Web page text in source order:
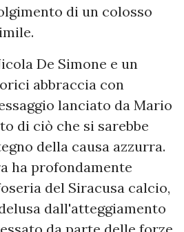
di un colosso
De Simone e un
abbraccia con
lanciato da Mario
di ciò che si sarebbe
della causa azzurra.
ha profondamente
del Siracusa calcio,
dall'atteggiamento